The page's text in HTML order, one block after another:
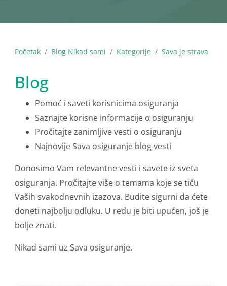
Početak Blog Nikad sami Kategorije Sava je strava
Blog
Pomoć i saveti korisnicima osiguranja
Saznajte korisne informacije o osiguranju
Pročitajte zanimljive vesti o osiguranju
Najnovije Sava osiguranje blog vesti
Donosimo Vam relevantne vesti i savete iz sveta
osiguranja. Pročitajte više o temama koje se tiču
Vaših svakodnevnih izazova. Budite sigurni da ćete
doneti najbolju odluku. U redu je biti upućen, još je
bolje znati.
Nikad sami uz Sava osiguranje.